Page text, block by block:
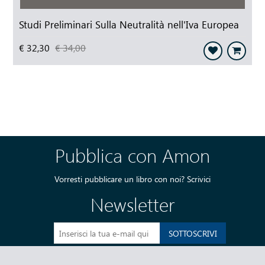
Studi Preliminari Sulla Neutralità nell'Iva Europea
€ 32,30 € 34,00
Pubblica con Amon
Vorresti pubblicare un libro con noi? Scrivici
Newsletter
SOTTOSCRIVI